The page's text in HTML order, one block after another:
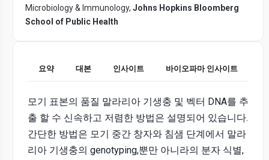
Microbiology & Immunology, Johns Hopkins Bloomberg
School of Public Health
요약 대본 인사이트 바이오파마 인사이트
모기 표본의 품질 말라리아 기생충 및 벡터 DNA를 추
출 할 수 신속하고 저렴한 방법은 설명되어 있습니다.
간단한 방법은 모기 중간 창자와 침샘 단계에서 말라
리아 기생충의 genotyping,뿐만 아니라의 분자 식별,